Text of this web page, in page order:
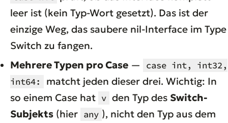
leer ist (kein Typ-Wort gesetzt). Das ist der
einzige Weg, das saubere nil-Interface im Type
Switch zu fangen.
Mehrere Typen pro Case —
case int, int32,
int64:
matcht jeden dieser drei. Wichtig: In
so einem Case hat v den Typ des Switch-
Subjekts (hier any ), nicht den Typ aus dem